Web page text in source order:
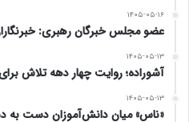
۱۴۰۵-۰۵-۱۶
عضو مجلس خبرگان رهبری:
۱۴۰۵-۰۵-۱۳
آشوراده؛ روایت چهار دهه تلاش
۱۴۰۵-۰۵-۱۳
«ناس» میان دانش‌آموزان دست